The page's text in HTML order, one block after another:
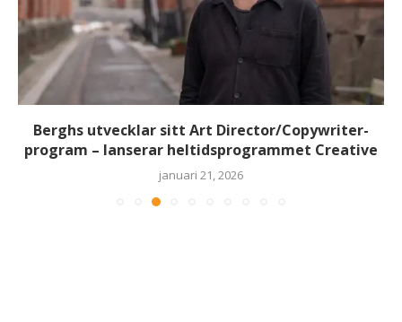
Berghs utvecklar sitt Art Director/Copywriter-
program – lanserar heltidsprogrammet Creative
januari 21, 2026